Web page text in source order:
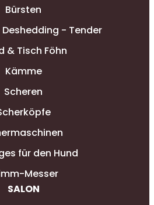
Bürsten
- Tender
& Tisch Föhn
Kämme
Scheren
für den Hund
Messer
SALON